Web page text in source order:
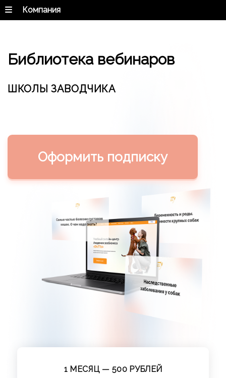
Компания
Библиотека вебинаров
ШКОЛЫ ЗАВОДЧИКА
Оформить подписку
1 МЕСЯЦ — 500 РУБЛЕЙ